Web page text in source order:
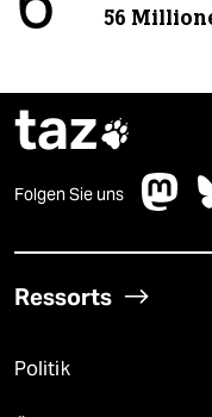
56
taz
Folgen Sie uns
Ressorts
Politik